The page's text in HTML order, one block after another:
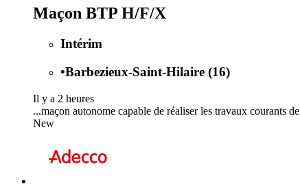
Maçon BTP H/F/X
Intérim
•Barbezieux-Saint-Hilaire (16)
Il y a 2 heures
...maçon autonome capable de réaliser les travaux courants de
New